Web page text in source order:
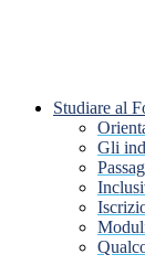
Studiare al
Gli